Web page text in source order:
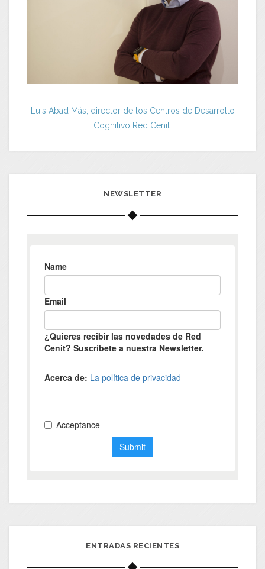
Luis Abad Más, director de los Centros de Desarrollo
Cognitivo Red Cenit.
NEWSLETTER
ENTRADAS RECIENTES